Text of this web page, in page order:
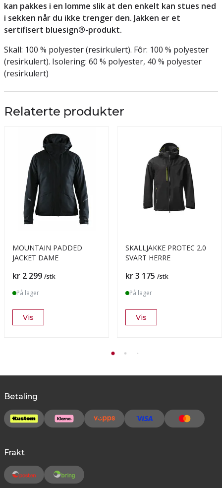
kan pakkes i en lomme slik at den enkelt kan stues ned
i sekken når du ikke trenger den. Jakken er et
sertifisert bluesign®-produkt.
Skall: 100 % polyester (resirkulert). Fôr: 100 % polyester
(resirkulert). Isolering: 60 % polyester, 40 % polyester
(resirkulert)
Relaterte produkter
MOUNTAIN PADDED
JACKET DAME
Pris
kr 2 299 /stk
På lager
Vis
SKALLJAKKE PROTEC 2.0
SVART HERRE
Pris
kr 3 175 /stk
På lager
Vis
Betaling
Frakt